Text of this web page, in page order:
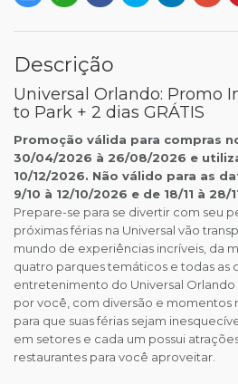
Descrição
Universal Orlando: Promo
to Park + 2 dias GRÁTIS
Promoção válida para compras
30/04/2026 à 26/08/2026 e
10/12/2026. Não válido para as
9/10 à 12/10/2026 e de 18/11 à 28/
Prepare-se para se divertir com seu
próximas férias na Universal vão
mundo de experiências incríveis, da
quatro parques temáticos e todas as
entretenimento do Universal
por você, com diversão e momentos
para que suas férias sejam
em setores e cada um possui
restaurantes para você aproveitar.